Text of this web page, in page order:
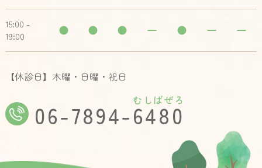
15:00 -
19:00
【休診日】木曜・日曜・祝日
06-7894-6480
むしばぜろ